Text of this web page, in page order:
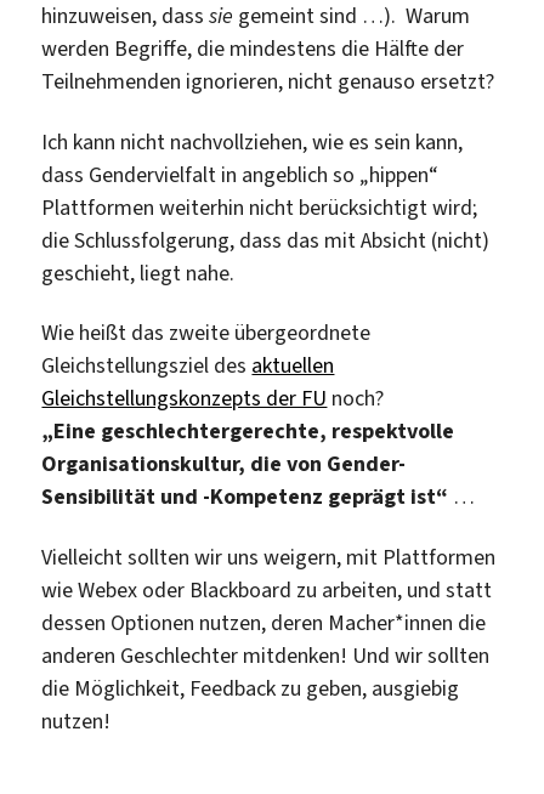
hinzuweisen, dasssie gemeint sind …). Warum
werden Begriffe, die mindestens die Hälfte der
Teilnehmenden ignorieren, nicht genauso ersetzt?
Ich kann nicht nachvollziehen, wie es sein kann,
dass Gendervielfalt in angeblich so „hippen“
Plattformen weiterhin nicht berücksichtigt wird;
die Schlussfolgerung, dass das mit Absicht (nicht)
geschieht, liegt nahe.
Wie heißt das zweite übergeordnete
Gleichstellungsziel des aktuellen
Gleichstellungskonzepts der FU noch?
„Eine geschlechtergerechte, respektvolle
Organisationskultur, die von Gender-
Sensibilität und -Kompetenz geprägt ist“ …
Vielleicht sollten wir uns weigern, mit Plattformen
wie Webex oder Blackboard zu arbeiten, und statt
dessen Optionen nutzen, deren Macher*innen die
anderen Geschlechter mitdenken! Und wir sollten
die Möglichkeit, Feedback zu geben, ausgiebig
nutzen!